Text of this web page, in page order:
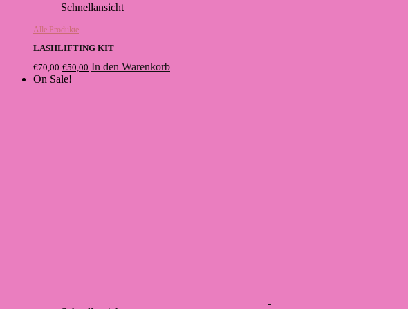
Schnellansicht
Alle Produkte
LASHLIFTING KIT
€70,00 Ursprünglicher
Preis
€50,00 Aktueller
In den Warenkorb
On Sale!